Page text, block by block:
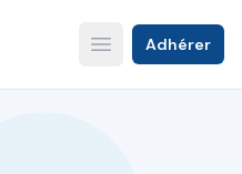
Open main menu
Adhérer